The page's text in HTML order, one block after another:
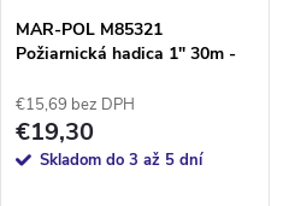
MAR-POL M85321
Požiarnická hadica 1" 30m -
€15,69 bez DPH
€19,30
Skladom do 3 až 5 dní